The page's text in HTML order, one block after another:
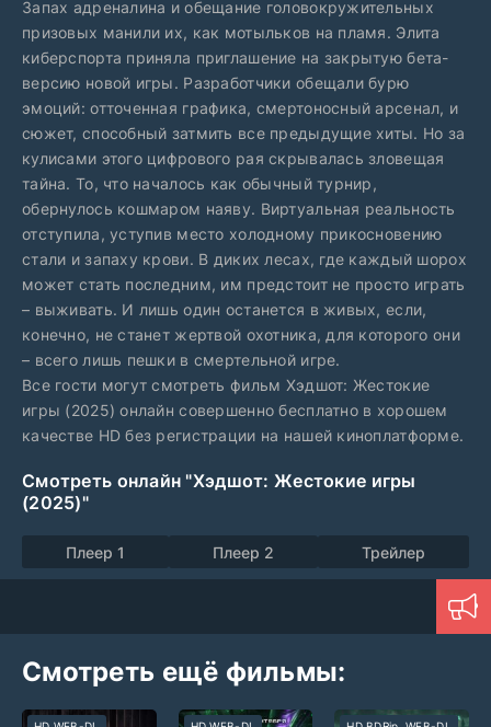
Запах адреналина и обещание головокружительных
призовых манили их, как мотыльков на пламя. Элита
киберспорта приняла приглашение на закрытую бета-
версию новой игры. Разработчики обещали бурю
эмоций: отточенная графика, смертоносный арсенал, и
сюжет, способный затмить все предыдущие хиты. Но за
кулисами этого цифрового рая скрывалась зловещая
тайна. То, что началось как обычный турнир,
обернулось кошмаром наяву. Виртуальная реальность
отступила, уступив место холодному прикосновению
стали и запаху крови. В диких лесах, где каждый шорох
может стать последним, им предстоит не просто играть
– выживать. И лишь один останется в живых, если,
конечно, не станет жертвой охотника, для которого они
– всего лишь пешки в смертельной игре.
Все гости могут смотреть фильм Хэдшот: Жестокие
игры (2025) онлайн совершенно бесплатно в хорошем
качестве HD без регистрации на нашей киноплатформе.
Смотреть онлайн "Хэдшот: Жестокие игры
(2025)"
Плеер 1 Плеер 2 Трейлер
Смотреть ещё фильмы: